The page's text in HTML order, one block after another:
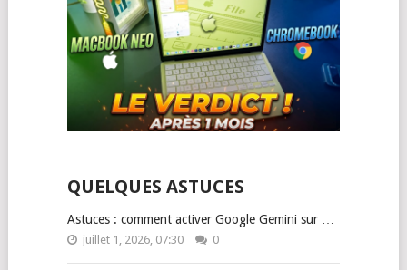
QUELQUES ASTUCES
Astuces : comment activer Google Gemini sur …
juillet 1, 2026, 07:30 0